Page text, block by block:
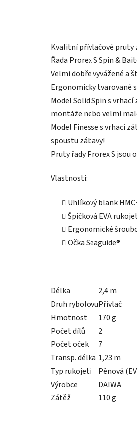
Kvalitní přívlačové pruty
Řada Prorex S Spin &
Velmi dobře vyvážené a
Ergonomicky tvarované
Model Solid Spin s
montáže nebo velmi
Model Finesse s vrhací
spoustu zábavy!
Pruty řady Prorex S jsou
Vlastnosti:
Uhlíkový blank
Špičková EVA
Ergonomické
Očka Seaguide®
Délka
2,4 m
Druh rybolovuPřívlač
Hmotnost
170 g
Počet dílů
2
Počet oček
7
Transp. délka 1,23 m
Typ rukojeti
Pěnová
Výrobce
DAIWA
Zátěž
110 g